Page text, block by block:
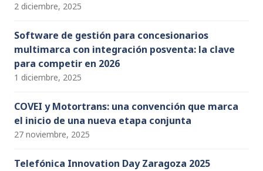
2 diciembre, 2025
Software de gestión para concesionarios
multimarca con integración posventa: la clave
para competir en 2026
1 diciembre, 2025
COVEI y Motortrans: una convención que marca
el inicio de una nueva etapa conjunta
27 noviembre, 2025
Telefónica Innovation Day Zaragoza 2025